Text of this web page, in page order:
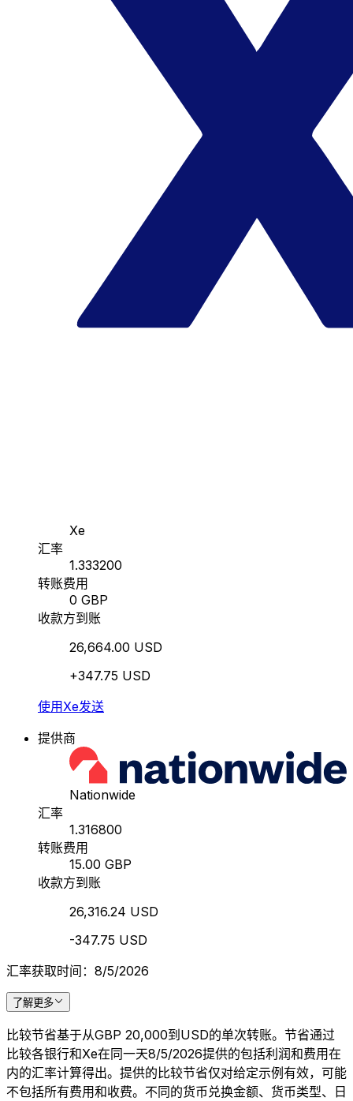
Xe
汇率
1.333200
转账费用
0 GBP
收款方到账
26,664.00 USD
+347.75 USD
使用Xe发送
提供商
Nationwide
汇率
1.316800
转账费用
15.00 GBP
收款方到账
26,316.24 USD
-347.75 USD
汇率获取时间：8/5/2026
了解更多
比较节省基于从GBP 20,000到USD的单次转账。节省通过
比较各银行和Xe在同一天8/5/2026提供的包括利润和费用在
内的汇率计算得出。提供的比较节省仅对给定示例有效，可能
不包括所有费用和收费。不同的货币兑换金额、货币类型、日